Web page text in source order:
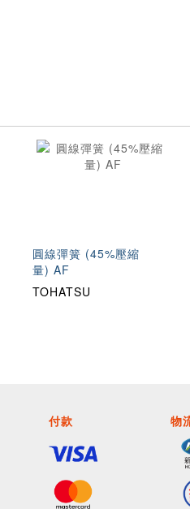
圓線彈簧 (45%壓縮
量) AF
TOHATSU
付款
物